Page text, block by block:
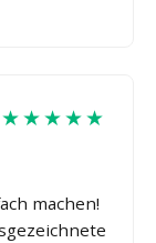
★★★★★
machen!